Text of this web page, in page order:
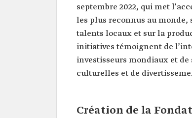
septembre 2022, qui met
les plus reconnus au monde,
talents locaux et sur la
initiatives témoignent de
investisseurs mondiaux et
culturelles et de
Création de la